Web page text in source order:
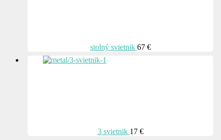
stolný svietnik 67 €
3 svietnik 17 €